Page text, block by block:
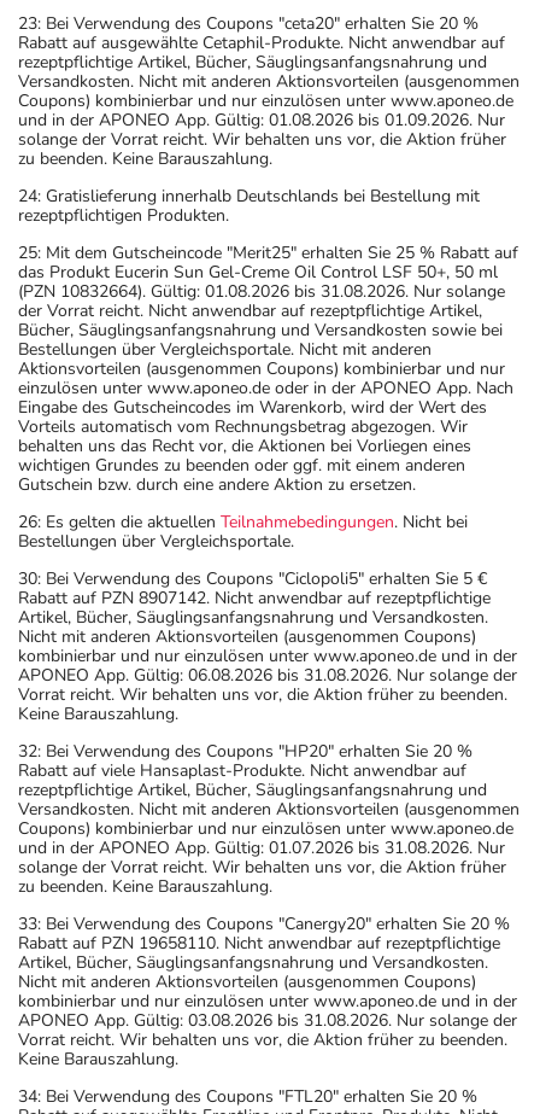
23: Bei Verwendung des Coupons "ceta20" erhalten Sie 20 %
Rabatt auf ausgewählte Cetaphil-Produkte. Nicht anwendbar auf
rezeptpflichtige Artikel, Bücher, Säuglingsanfangsnahrung und
Versandkosten. Nicht mit anderen Aktionsvorteilen (ausgenommen
Coupons) kombinierbar und nur einzulösen unter www.aponeo.de
und in der APONEO App. Gültig: 01.08.2026 bis 01.09.2026. Nur
solange der Vorrat reicht. Wir behalten uns vor, die Aktion früher
zu beenden. Keine Barauszahlung.
24: Gratislieferung innerhalb Deutschlands bei Bestellung mit
rezeptpflichtigen Produkten.
25: Mit dem Gutscheincode "Merit25" erhalten Sie 25 % Rabatt auf
das Produkt Eucerin Sun Gel-Creme Oil Control LSF 50+, 50 ml
(PZN 10832664). Gültig: 01.08.2026 bis 31.08.2026. Nur solange
der Vorrat reicht. Nicht anwendbar auf rezeptpflichtige Artikel,
Bücher, Säuglingsanfangsnahrung und Versandkosten sowie bei
Bestellungen über Vergleichsportale. Nicht mit anderen
Aktionsvorteilen (ausgenommen Coupons) kombinierbar und nur
einzulösen unter www.aponeo.de oder in der APONEO App. Nach
Eingabe des Gutscheincodes im Warenkorb, wird der Wert des
Vorteils automatisch vom Rechnungsbetrag abgezogen. Wir
behalten uns das Recht vor, die Aktionen bei Vorliegen eines
wichtigen Grundes zu beenden oder ggf. mit einem anderen
Gutschein bzw. durch eine andere Aktion zu ersetzen.
26: Es gelten die aktuellen Teilnahmebedingungen. Nicht bei
Bestellungen über Vergleichsportale.
30: Bei Verwendung des Coupons "Ciclopoli5" erhalten Sie 5 €
Rabatt auf PZN 8907142. Nicht anwendbar auf rezeptpflichtige
Artikel, Bücher, Säuglingsanfangsnahrung und Versandkosten.
Nicht mit anderen Aktionsvorteilen (ausgenommen Coupons)
kombinierbar und nur einzulösen unter www.aponeo.de und in der
APONEO App. Gültig: 06.08.2026 bis 31.08.2026. Nur solange der
Vorrat reicht. Wir behalten uns vor, die Aktion früher zu beenden.
Keine Barauszahlung.
32: Bei Verwendung des Coupons "HP20" erhalten Sie 20 %
Rabatt auf viele Hansaplast-Produkte. Nicht anwendbar auf
rezeptpflichtige Artikel, Bücher, Säuglingsanfangsnahrung und
Versandkosten. Nicht mit anderen Aktionsvorteilen (ausgenommen
Coupons) kombinierbar und nur einzulösen unter www.aponeo.de
und in der APONEO App. Gültig: 01.07.2026 bis 31.08.2026. Nur
solange der Vorrat reicht. Wir behalten uns vor, die Aktion früher
zu beenden. Keine Barauszahlung.
33: Bei Verwendung des Coupons "Canergy20" erhalten Sie 20 %
Rabatt auf PZN 19658110. Nicht anwendbar auf rezeptpflichtige
Artikel, Bücher, Säuglingsanfangsnahrung und Versandkosten.
Nicht mit anderen Aktionsvorteilen (ausgenommen Coupons)
kombinierbar und nur einzulösen unter www.aponeo.de und in der
APONEO App. Gültig: 03.08.2026 bis 31.08.2026. Nur solange der
Vorrat reicht. Wir behalten uns vor, die Aktion früher zu beenden.
Keine Barauszahlung.
34: Bei Verwendung des Coupons "FTL20" erhalten Sie 20 %